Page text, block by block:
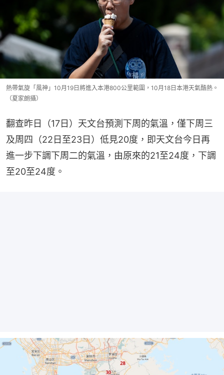
熱帶氣旋「風神」10月19日將進入本港800公里範圍，10月18日本港天氣酷熱。
（夏家朗攝）
翻查昨日（17日）天文台預測下周的氣溫，僅下周三
及周四（22日至23日）低見20度，即天文台今日再
進一步下調下周二的氣溫，由原來的21至24度，下調
至20至24度。